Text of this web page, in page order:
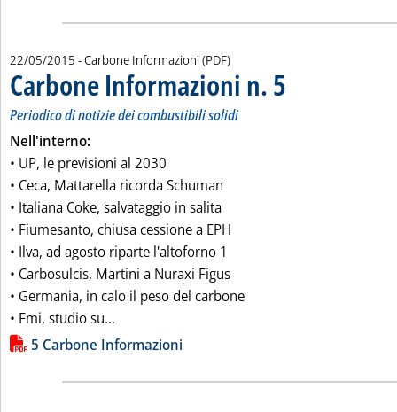
22/05/2015 - Carbone Informazioni (PDF)
Carbone Informazioni n. 5
Periodico di notizie dei combustibili solidi
Nell'interno:
• UP, le previsioni al 2030
• Ceca, Mattarella ricorda Schuman
• Italiana Coke, salvataggio in salita
• Fiumesanto, chiusa cessione a EPH
• Ilva, ad agosto riparte l'altoforno 1
• Carbosulcis, Martini a Nuraxi Figus
• Germania, in calo il peso del carbone
• Fmi, studio su...
Lista allegati PDF alla notizia
5 Carbone Informazioni